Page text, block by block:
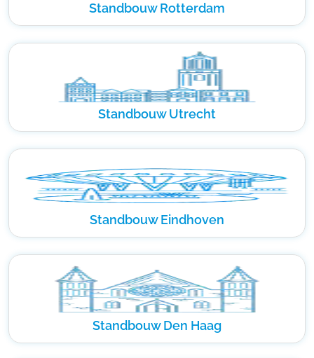
Standbouw Rotterdam
Standbouw Utrecht
Standbouw Eindhoven
Standbouw Den Haag